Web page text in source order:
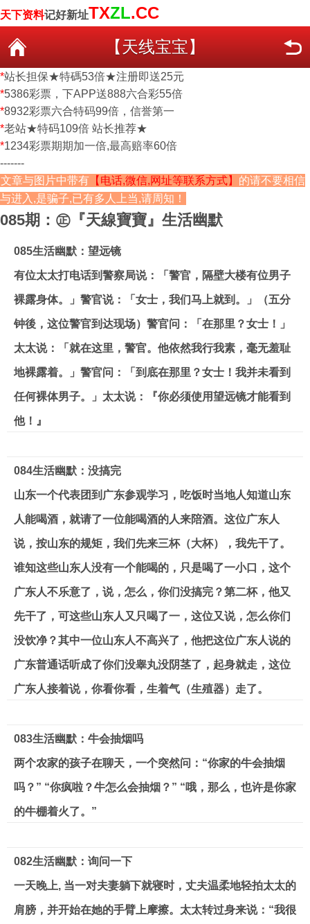
天下资料记好新址TXZL.CC
【天线宝宝】
*站长担保★特碼53倍★注册即送25元
*5386彩票，下APP送888六合彩55倍
*8932彩票六合特码99倍，信誉第一
*老站★特码109倍 站长推荐★
*1234彩票期期加一倍,最高赔率60倍
-------
文章与图片中带有 【电话,微信,网址等联系方式】 的请不要相信
与进入,是骗子,已有多人上当,请周知！
085期：㊣『天線寶寶』生活幽默
085生活幽默：望远镜
有位太太打电话到警察局说：「警官，隔壁大楼有位男子
裸露身体。」警官说：「女士，我们马上就到。」（五分
钟後，这位警官到达现场）警官问：「在那里？女士！」
太太说：「就在这里，警官。他依然我行我素，毫无羞耻
地裸露着。」警官问：「到底在那里？女士！我并未看到
任何裸体男子。」太太说：『你必须使用望远镜才能看到
他！』
084生活幽默：没搞完
山东一个代表团到广东参观学习，吃饭时当地人知道山东
人能喝酒，就请了一位能喝酒的人来陪酒。这位广东人
说，按山东的规矩，我们先来三杯（大杯），我先干了。
谁知这些山东人没有一个能喝的，只是喝了一小口，这个
广东人不乐意了，说，怎么，你们没搞完？第二杯，他又
先干了，可这些山东人又只喝了一，这位又说，怎么你们
没饮净？其中一位山东人不高兴了，他把这位广东人说的
广东普通话听成了你们没睾丸没阴茎了，起身就走，这位
广东人接着说，你看你看，生着气（生殖器）走了。
083生活幽默：牛会抽烟吗
两个农家的孩子在聊天，一个突然问：“你家的牛会抽烟
吗？” “你疯啦？牛怎么会抽烟？” “哦，那么，也许是你家
的牛棚着火了。”
082生活幽默：询问一下
一天晚上, 当一对夫妻躺下就寝时，丈夫温柔地轻拍太太的
肩膀，并开始在她的手臂上摩擦。太太转过身来说：“我很